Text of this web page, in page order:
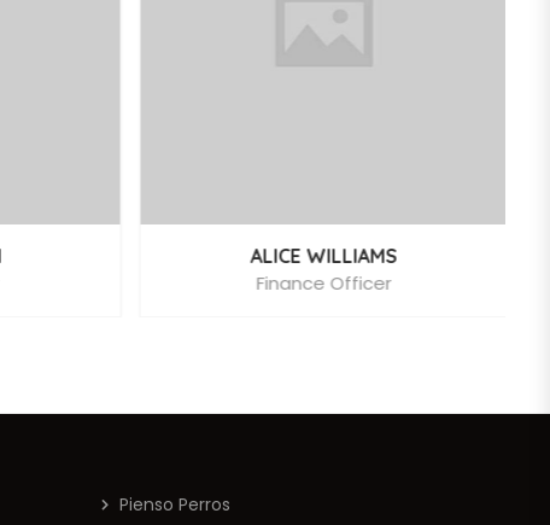
ALICE WILLIAMS
Finance Officer
Pienso Perros